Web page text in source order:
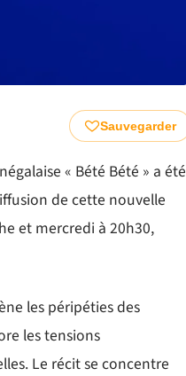
Sauvegarder
« Bété Bété » a été
de cette nouvelle
et mercredi à 20h30,
les péripéties des
les tensions
Le récit se concentre